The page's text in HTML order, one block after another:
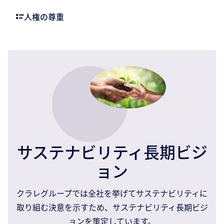
人権の尊重
サステナビリティ長期ビジ
ョン
クラレグループでは全社を挙げてサステナビリティに
取り組む決意を示すため、サステナビリティ長期ビジ
ョンを策定しています。